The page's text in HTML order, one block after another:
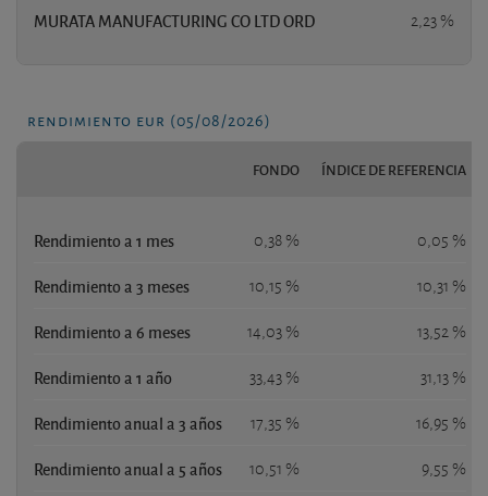
MURATA MANUFACTURING CO LTD ORD 2,23 %
rendimiento eur (05/08/2026)
FONDO ÍNDICE DE REFERENCIA
Rendimiento a 1 mes 0,38 % 0,05 %
Rendimiento a 3 meses 10,15 % 10,31 %
Rendimiento a 6 meses 14,03 % 13,52 %
Rendimiento a 1 año 33,43 % 31,13 %
Rendimiento anual a 3 años 17,35 % 16,95 %
Rendimiento anual a 5 años 10,51 % 9,55 %